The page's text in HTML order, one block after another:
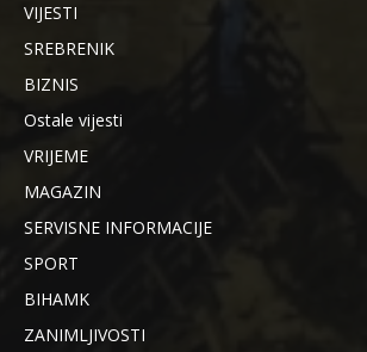
VIJESTI
SREBRENIK
BIZNIS
Ostale vijesti
VRIJEME
MAGAZIN
SERVISNE INFORMACIJE
SPORT
BIHAMK
ZANIMLJIVOSTI